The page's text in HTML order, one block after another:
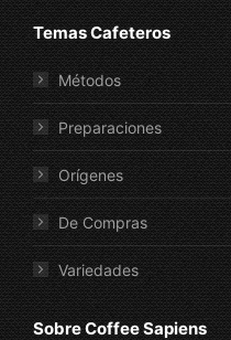
Temas Cafeteros
Métodos
Preparaciones
Orígenes
De Compras
Variedades
Sobre Coffee Sapiens